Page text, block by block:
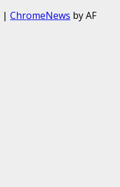
| ChromeNews by AF